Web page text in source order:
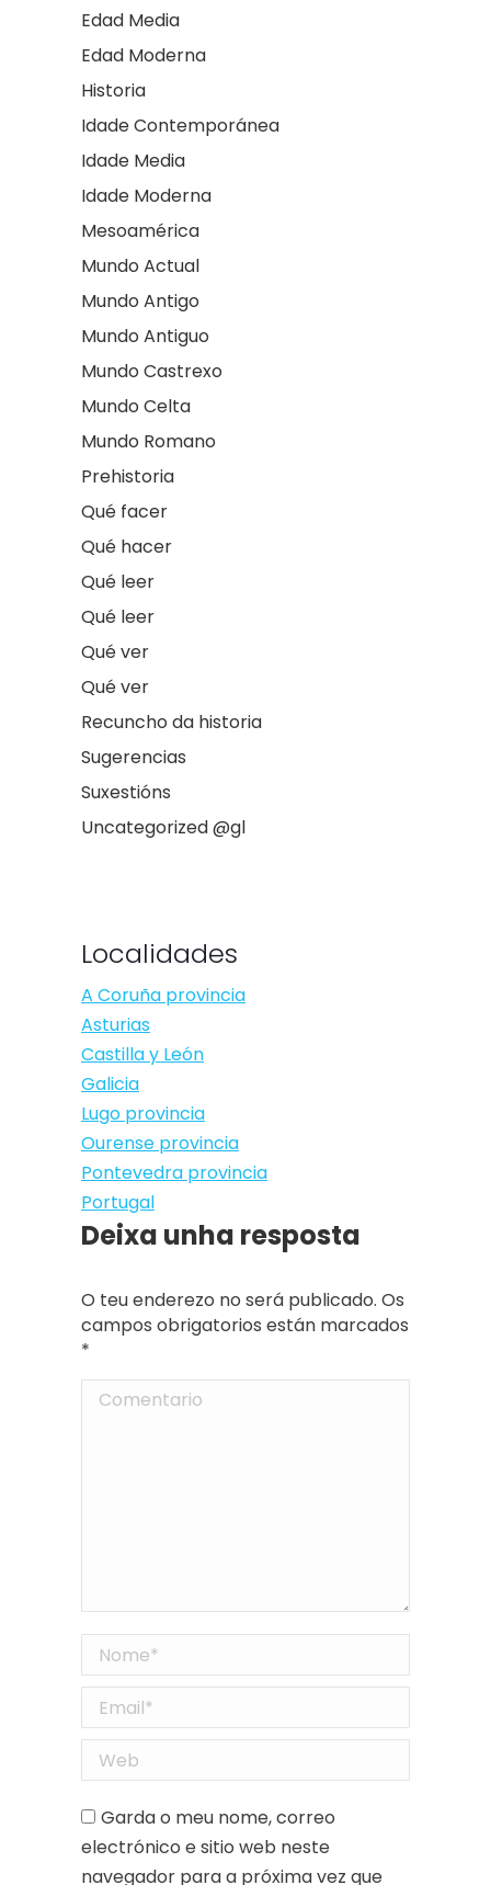
Edad Media
Edad Moderna
Historia
Idade Contemporánea
Idade Media
Idade Moderna
Mesoamérica
Mundo Actual
Mundo Antigo
Mundo Antiguo
Mundo Castrexo
Mundo Celta
Mundo Romano
Prehistoria
Qué facer
Qué hacer
Qué leer
Qué leer
Qué ver
Qué ver
Recuncho da historia
Sugerencias
Suxestións
Uncategorized @gl
Localidades
A Coruña provincia
Asturias
Castilla y León
Galicia
Lugo provincia
Ourense provincia
Pontevedra provincia
Portugal
Deixa unha resposta
O teu enderezo no será publicado. Os
campos obrigatorios están marcados
*
Comentario
Nome *
Email *
Web
Garda o meu nome, correo
electrónico e sitio web neste
navegador para a próxima vez que